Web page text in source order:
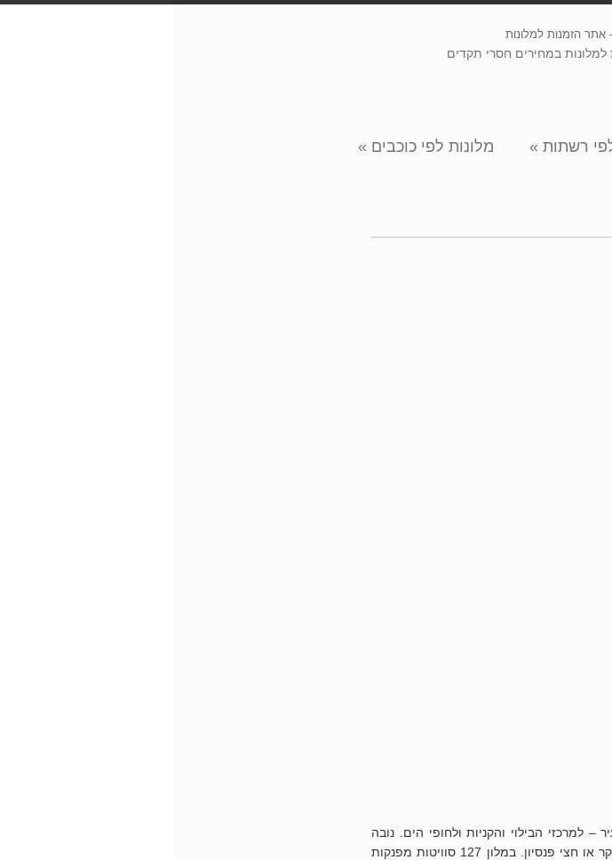
במחירים חסרי תקדים
רשתות » מלונות לפי כוכבים »
הבילוי והקניות ולחופי הים. נובה
אילת שופץ לאחרונה וכיום הוא מציע אירוח על בסיס של לינה וארוחת בוקר או חצי פנסיון. במלון 127 סוויטות מפנקות